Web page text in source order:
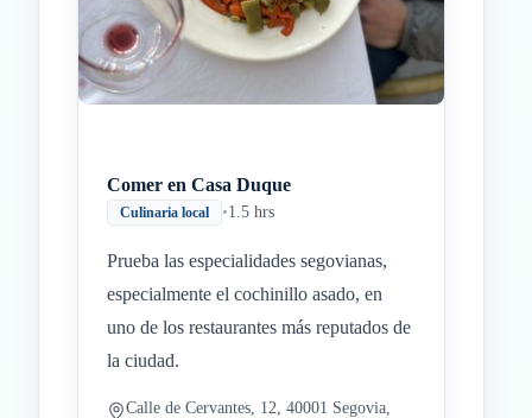
Comer en Casa Duque
Culinaria local •1.5 hrs
Prueba las especialidades segovianas,
especialmente el cochinillo asado, en
uno de los restaurantes más reputados de
la ciudad.
Calle de Cervantes, 12, 40001 Segovia,